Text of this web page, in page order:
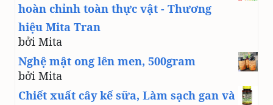
hoàn chỉnh toàn thực vật - Thương
hiệu Mita Tran
bởi Mita
Nghệ mật ong lên men, 500gram
bởi Mita
Chiết xuất cây kế sữa, Làm sạch gan và